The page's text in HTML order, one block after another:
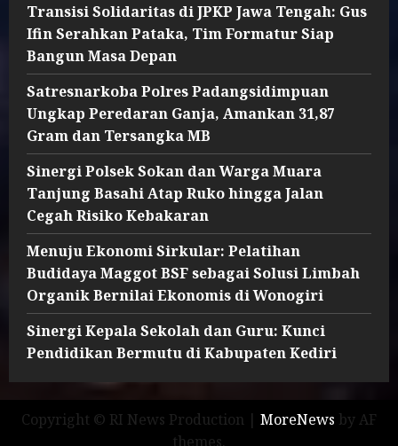
Transisi Solidaritas di JPKP Jawa Tengah: Gus
Ifin Serahkan Pataka, Tim Formatur Siap
Bangun Masa Depan
Satresnarkoba Polres Padangsidimpuan
Ungkap Peredaran Ganja, Amankan 31,87
Gram dan Tersangka MB
Sinergi Polsek Sokan dan Warga Muara
Tanjung Basahi Atap Ruko hingga Jalan
Cegah Risiko Kebakaran
Menuju Ekonomi Sirkular: Pelatihan
Budidaya Maggot BSF sebagai Solusi Limbah
Organik Bernilai Ekonomis di Wonogiri
Sinergi Kepala Sekolah dan Guru: Kunci
Pendidikan Bermutu di Kabupaten Kediri
Copyright © RI News Production | MoreNews by AF
themes.